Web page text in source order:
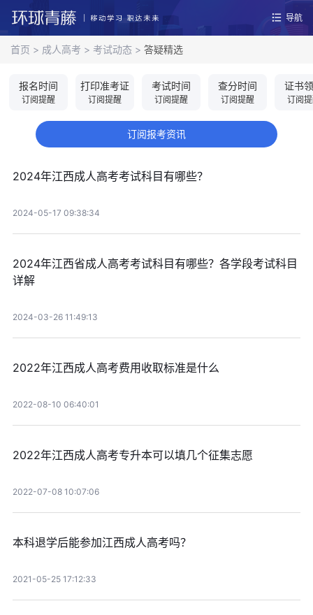
导航
首页 > 成人高考 > 考试动态 > 答疑精选
报名时间
订阅提醒
打印准考证
订阅提醒
考试时间
订阅提醒
查分时间
订阅提醒
证书
订阅
订阅报考资讯
2024年江西成人高考考试科目有哪些？
2024-05-17 09:38:34
2024年江西省成人高考考试科目有哪些？各学段考试科目
详解
2024-03-26 11:49:13
2022年江西成人高考费用收取标准是什么
2022-08-10 06:40:01
2022年江西成人高考专升本可以填几个征集志愿
2022-07-08 10:07:06
本科退学后能参加江西成人高考吗？
2021-05-25 17:12:33